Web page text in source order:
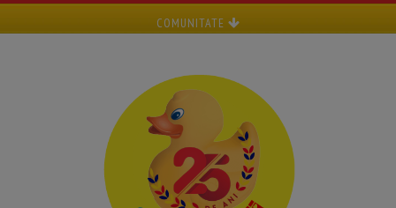
COMUNITATE